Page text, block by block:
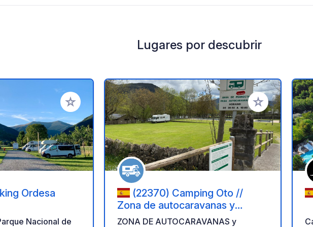
Lugares por descubrir
Añadir a tus favoritos
Ordesa
Nacional de
Añadir a tus
(22370) Camping Oto //
Zona de autocaravanas y
campers
ZONA DE AUTOCARAVANAS y